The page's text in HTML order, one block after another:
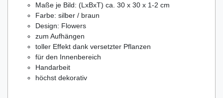
Maße je Bild: (LxBxT) ca. 30 x 30 x 1-2 cm
Farbe: silber / braun
Design: Flowers
zum Aufhängen
toller Effekt dank versetzter Pflanzen
für den Innenbereich
Handarbeit
höchst dekorativ